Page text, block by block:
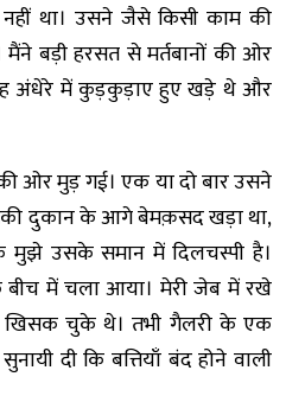
था। उसने जैसे किसी काम की
बड़ी हरसत से मर्तबानों की ओर
अंधेरे में कुड़कुड़ाए हुए खड़े थे और
ओर मुड़ गई। एक या दो बार उसने
दुकान के आगे बेमक़सद खड़ा था,
मुझे उसके समान में दिलचस्पी है।
बीच में चला आया। मेरी जेब में रखे
चुके थे। तभी गैलरी के एक
दी कि बत्तियाँ बंद होने वाली